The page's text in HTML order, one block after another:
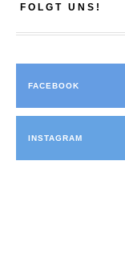
FOLGT UNS!
FACEBOOK
INSTAGRAM